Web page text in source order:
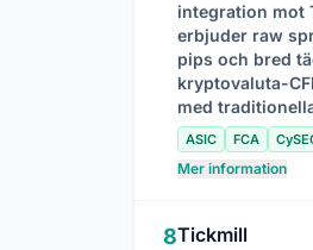
integration mot
erbjuder raw
pips och bred
kryptovaluta-
med
ASIC FCA
Mer information
8Tickmill